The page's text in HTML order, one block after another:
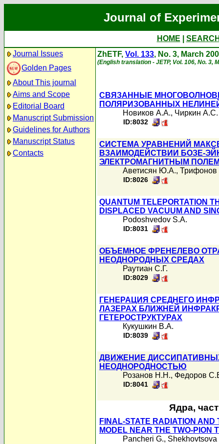
Journal of
HOME
Journal Issues
Golden Pages
About This journal
Aims and Scope
Editorial Board
Manuscript Submission
Guidelines for Authors
Manuscript Status
Contacts
ZhETF, Vol. 133, No. 3, March
(English translation - JETP, Vol. 106, No. 3,
СВЯЗАННЫЕ
ПОЛЯРИЗОВАННЫХ
Новиков А.А., Чиркин А.С.
ID:8032
СИСТЕМА УРАВНЕНИЙ
ВЗАИМОДЕЙСТВИИ БОЗЕ-
ЭЛЕКТРОМАГНИТНЫМ
Аветисян Ю.А., Трифонов
ID:8026
QUANTUM TELEPORTATION
DISPLACED VACUUM AND
Podoshvedov S.A.
ID:8031
ОБЪЕМНОЕ ФРЕНЕЛЕВО
НЕОДНОРОДНЫХ СРЕДАХ
Раутиан С.Г.
ID:8029
ГЕНЕРАЦИЯ СРЕДНЕГО
ЛАЗЕРАХ БЛИЖНЕЙ
ГЕТЕРОСТРУКТУРАХ
Кукушкин В.А.
ID:8039
ДВИЖЕНИЕ
НЕОДНОРОДНОСТЬЮ
Розанов Н.Н., Федоров
ID:8041
Ядра,
FINAL-STATE RADIATION AND
MODEL NEAR THE TWO-PION
Pancheri G., Shekhovtsova